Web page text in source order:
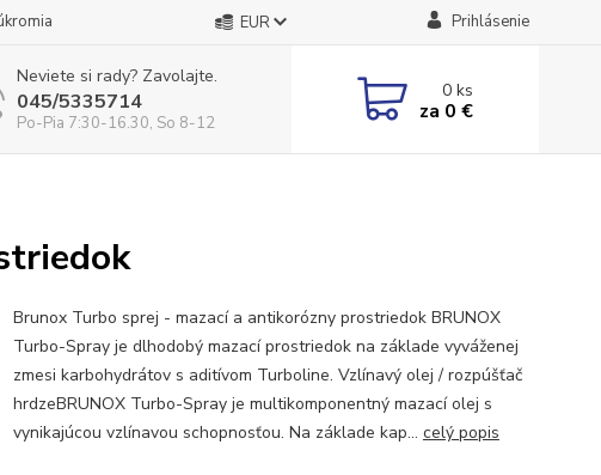
EUR Prihlásenie
Neviete si rady? Zavolajte.
045/5335714
Po-Pia 7:30-16.30, So 8-12
0ks
za 0 €
Brunox Turbo sprej - mazací a antikorózny prostriedok BRUNOX
Turbo-Spray je dlhodobý mazací prostriedok na základe vyváženej
zmesi karbohydrátov s aditívom Turboline. Vzlínavý olej / rozpúšťač
hrdzeBRUNOX Turbo-Spray je multikomponentný mazací olej s
vynikajúcou vzlínavou schopnosťou. Na základe kap... celý popis